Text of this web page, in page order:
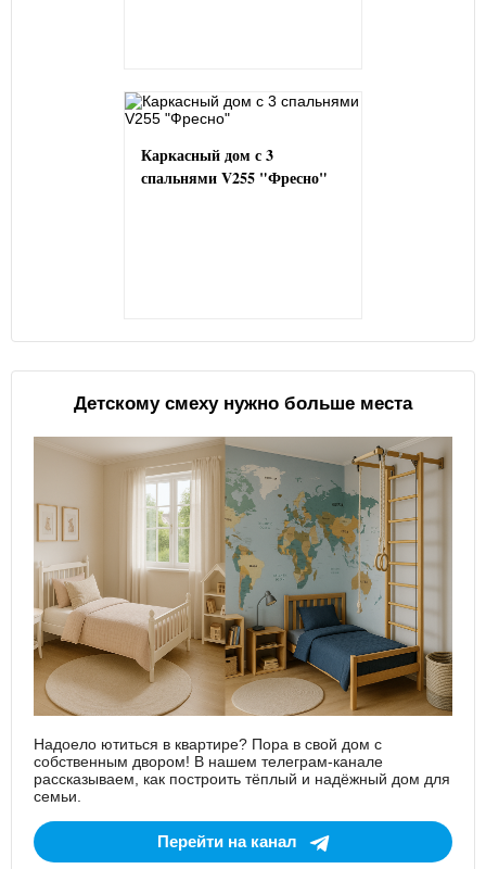
Каркасный дом с 3
спальнями V255 "Фресно"
Детскому смеху нужно больше места
Надоело ютиться в квартире? Пора в свой дом с
собственным двором! В нашем телеграм-канале
рассказываем, как построить тёплый и надёжный дом для
семьи.
Перейти на канал